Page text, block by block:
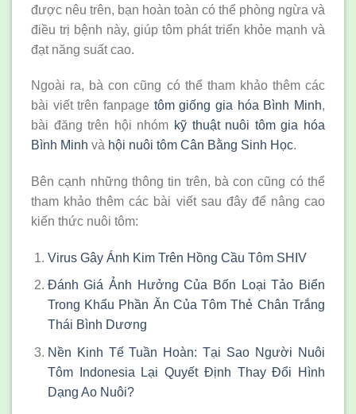
được nêu trên, bạn hoàn toàn có thể phòng ngừa và
điều trị bệnh này, giúp tôm phát triển khỏe mạnh và
đạt năng suất cao.
Ngoài ra, bà con cũng có thể tham khảo thêm các
bài viết trên fanpage tôm giống gia hóa Bình Minh,
bài đăng trên hội nhóm kỹ thuật nuôi tôm gia hóa
Bình Minh và hội nuôi tôm Cân Bằng Sinh Học.
Bên cạnh những thông tin trên, bà con cũng có thể
tham khảo thêm các bài viết sau đây để nâng cao
kiến thức nuôi tôm:
Virus Gây Ánh Kim Trên Hồng Cầu Tôm SHIV
Đánh Giá Ảnh Hưởng Của Bốn Loại Tảo Biển
Trong Khẩu Phần Ăn Của Tôm Thẻ Chân Trắng
Thái Bình Dương
Nền Kinh Tế Tuần Hoàn: Tại Sao Người Nuôi
Tôm Indonesia Lại Quyết Định Thay Đổi Hình
Dạng Ao Nuôi?